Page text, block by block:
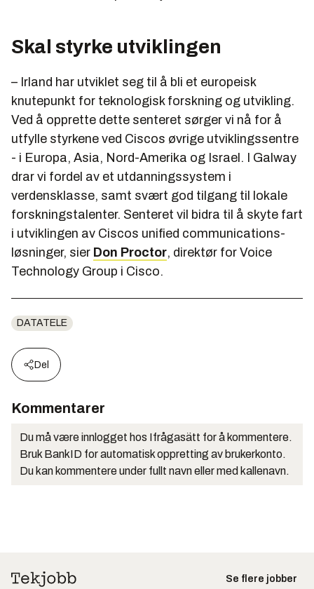
Skal styrke utviklingen
– Irland har utviklet seg til å bli et europeisk
knutepunkt for teknologisk forskning og utvikling.
Ved å opprette dette senteret sørger vi nå for å
utfylle styrkene ved Ciscos øvrige utviklingssentre
- i Europa, Asia, Nord-Amerika og Israel. I Galway
drar vi fordel av et utdanningssystem i
verdensklasse, samt svært god tilgang til lokale
forskningstalenter. Senteret vil bidra til å skyte fart
i utviklingen av Ciscos unified communications-
løsninger, sier Don Proctor, direktør for Voice
Technology Group i Cisco.
DATATELE
Del
Kommentarer
Du må være innlogget hos Ifrågasätt for å kommentere.
Bruk BankID for automatisk oppretting av brukerkonto.
Du kan kommentere under fullt navn eller med kallenavn.
Se flere jobber